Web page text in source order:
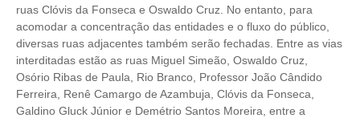
ruas Clóvis da Fonseca e Oswaldo Cruz. No entanto, para
acomodar a concentração das entidades e o fluxo do público,
diversas ruas adjacentes também serão fechadas. Entre as vias
interditadas estão as ruas Miguel Simeão, Oswaldo Cruz,
Osório Ribas de Paula, Rio Branco, Professor João Cândido
Ferreira, Renê Camargo de Azambuja, Clóvis da Fonseca,
Galdino Gluck Júnior e Demétrio Santos Moreira, entre a